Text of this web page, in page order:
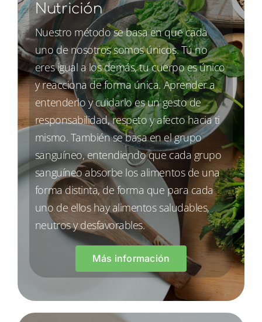
Nutrición
Nuestro método se basa en que cada
uno de nosotros somos únicos. Tú no
eres igual a los demás, tu cuerpo es único
y reacciona de forma única. Aprender a
entenderlo y cuidarlo es un gesto de
responsabilidad, respeto y afecto hacia ti
mismo. También se basa en el grupo
sanguíneo, entendiendo que cada grupo
sanguíneo absorbe los alimentos de una
forma distinta, de forma que para cada
uno de ellos hay alimentos saludables,
neutros y desfavorables.
Más información